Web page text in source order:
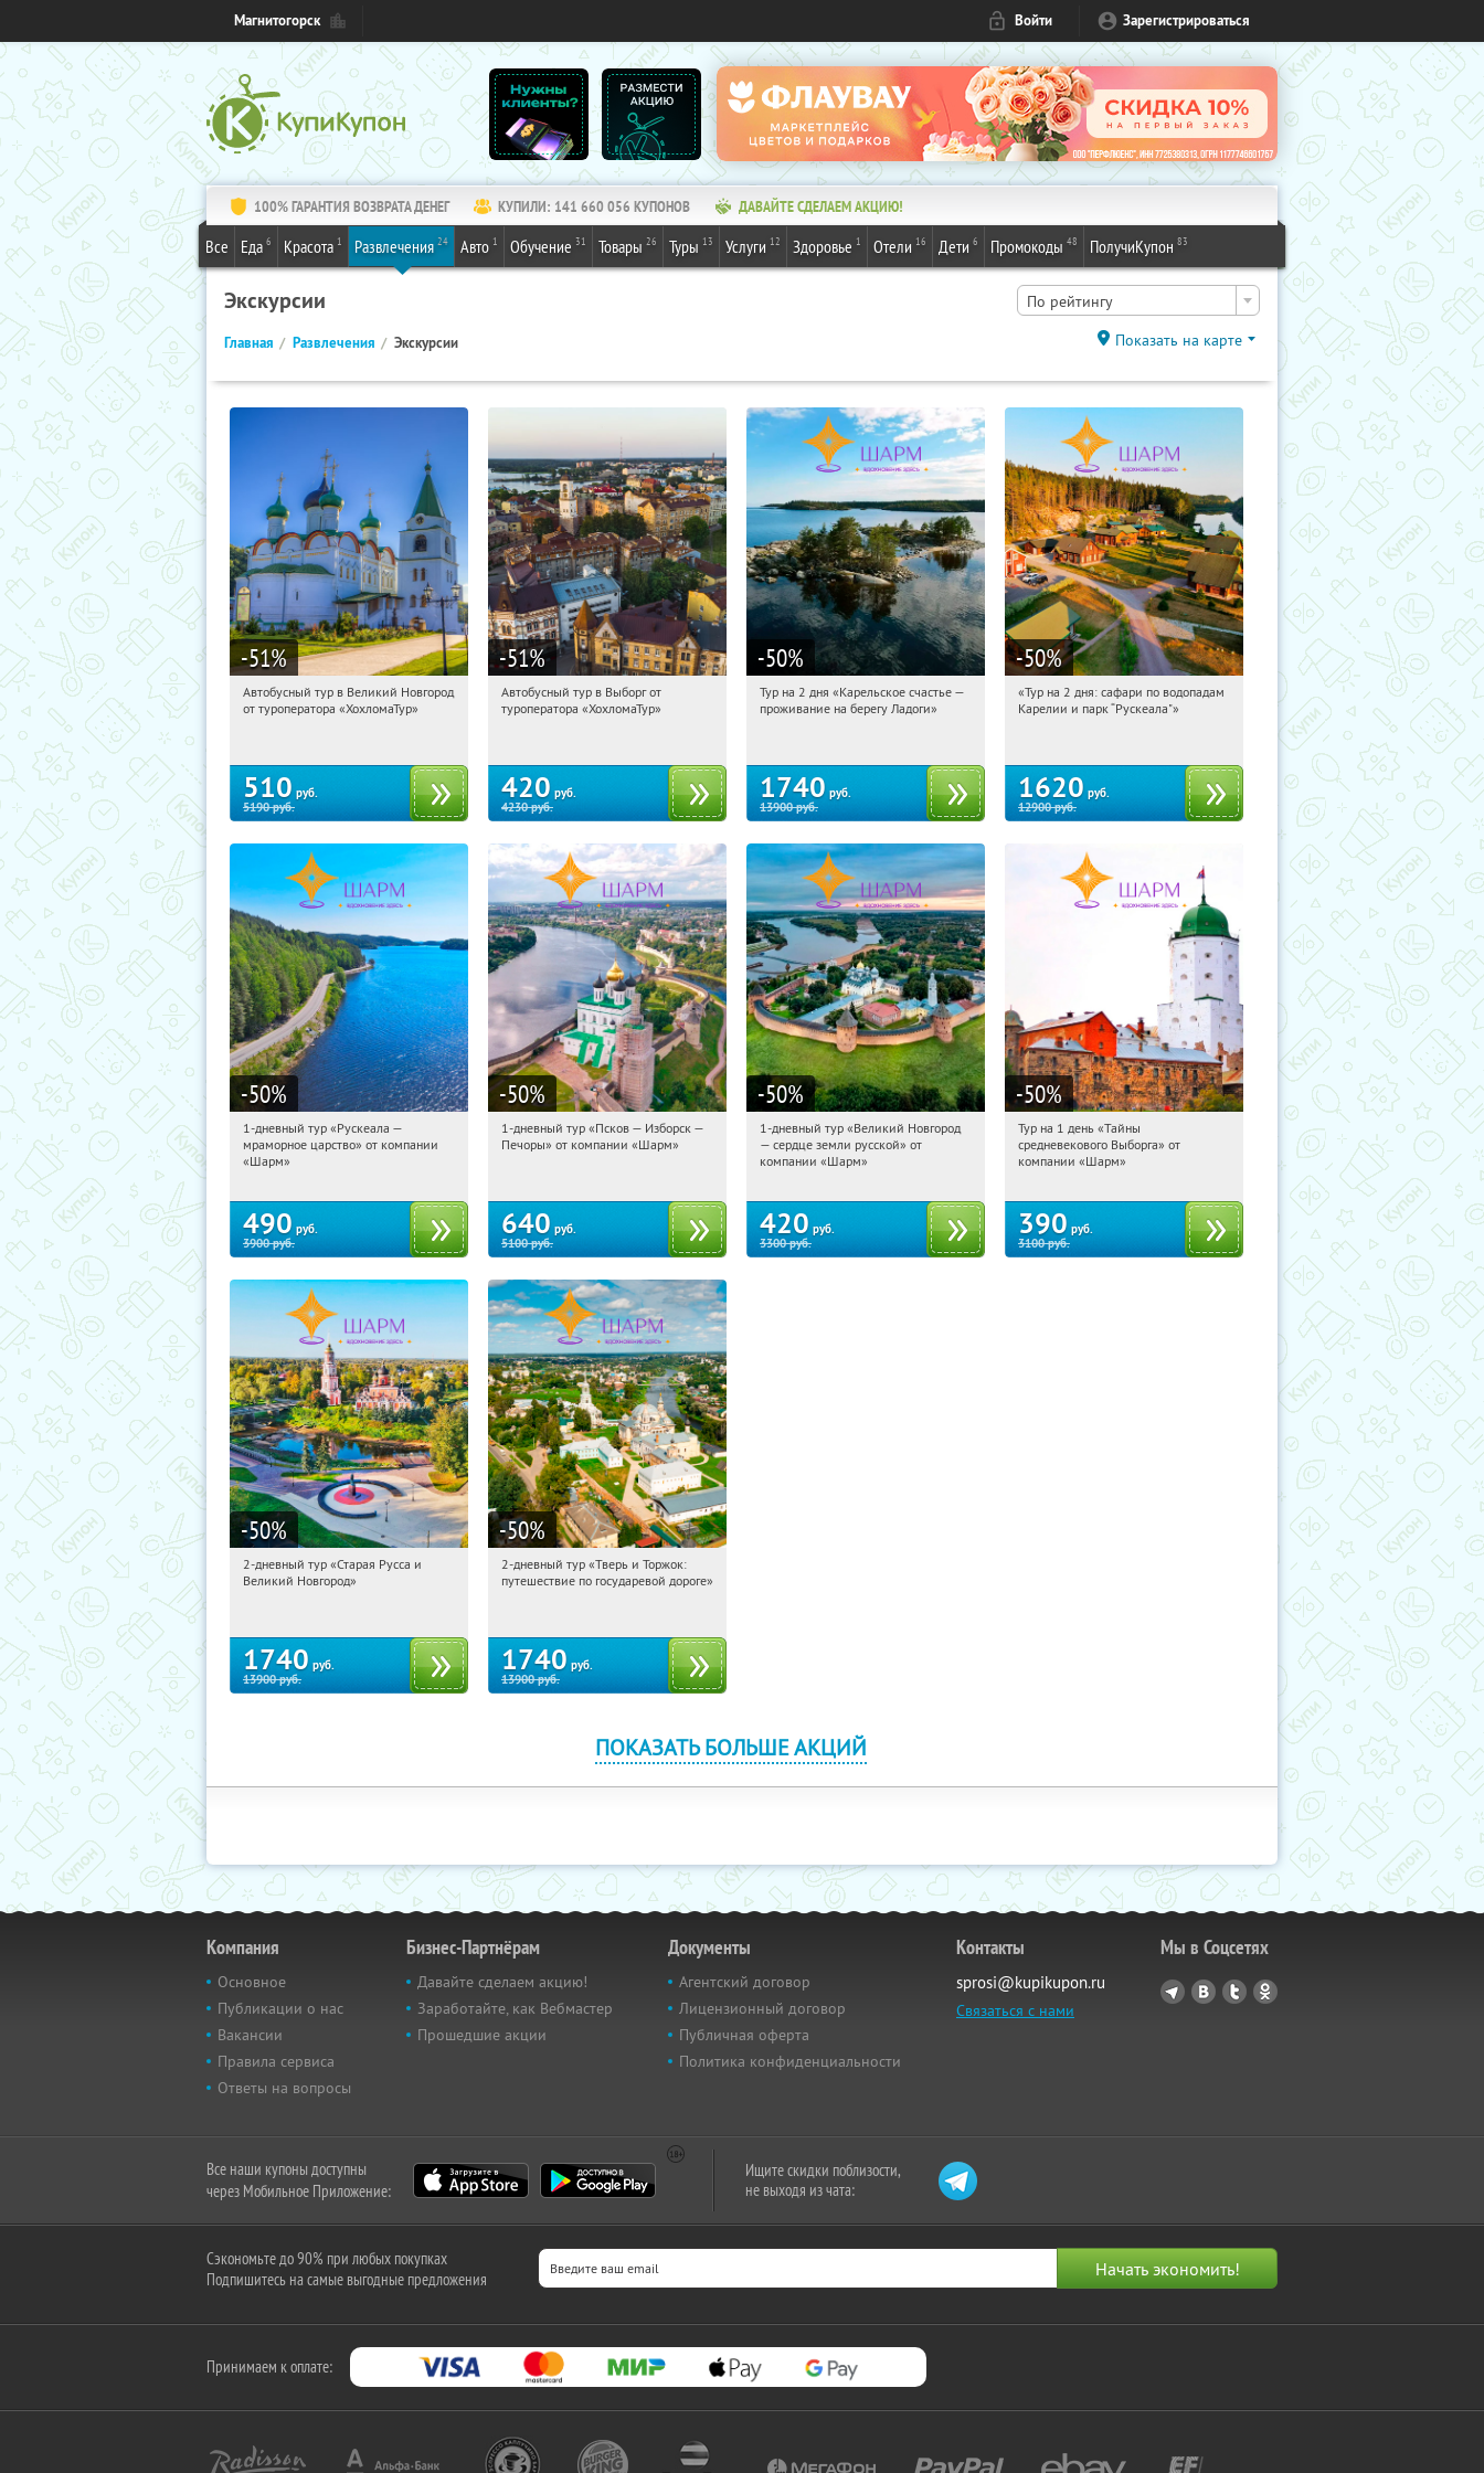
Магнитогорск Войти Зарегистрироваться
100% ГАРАНТИЯ ВОЗВРАТА ДЕНЕГ КУПИЛИ: 141 660 056 КУПОНОВ ДАВАЙТЕ СДЕЛАЕМ АКЦИЮ!
Все Еда 6 Красота 1 Развлечения 24 Авто 1 Обучение 31 Товары 26 Туры 13 Услуги 12 Здоровье 1 Отели 16 Дети 6 Промокоды 48 ПолучиКупон 83
Экскурсии По рейтингу
Главная Развлечения Экскурсии Показать на карте
-51%
18:56:13 Купили:2
Автобусный тур в Великий Новгород
от туроператора «ХохломаТур»
510 руб.
5190руб.
-51%
18:56:13 Купили:
Автобусный тур в Выборг от
туроператора «ХохломаТур»
420 руб.
4230руб.
-50%
18:56:13 Купили:39
Тур на 2 дня «Карельское счастье —
проживание на берегу Ладоги»
1740 руб.
13900руб.
-50%
18:56:13 Купили:
«Тур на 2 дня: сафари по водопадам
Карелии и парк “Рускеала"»
1620 руб.
12900руб.
-50%
18:56:13 Купили:
Достоевская
1-дневный тур «Рускеала —
мраморное царство» от компании
«Шарм»
490 руб.
3900руб.
-50%
18:56:13 Купили:12
1-дневный тур «Псков — Изборск —
Печоры» от компании «Шарм»
640 руб.
5100руб.
-50%
18:56:13 Купили:22
Достоевская
1-дневный тур «Великий Новгород
— сердце земли русской» от
компании «Шарм»
420 руб.
3300руб.
-50%
18:56:13
Достоевская
Тур на 1 день «Тайны
средневекового Выборга» от
компании «Шарм»
390 руб.
3100руб.
-50%
18:56:13 Купили:
2-дневный тур «Старая Русса и
Великий Новгород»
1740 руб.
13900руб.
-50%
18:56:13 Купили:
2-дневный тур «Тверь и Торжок:
путешествие по государевой дороге»
1740 руб.
13900руб.
ПОКАЗАТЬ БОЛЬШЕ АКЦИЙ
Компания
Основное
Публикации о нас
Вакансии
Правила сервиса
Ответы на вопросы
Бизнес-Партнёрам
Давайте сделаем акцию!
Заработайте, как Вебмастер
Прошедшие акции
Документы
Агентский договор
Лицензионный договор
Публичная оферта
Политика конфиденциальности
Контакты
sprosi@kupikupon.ru
Связаться с нами
Мы в Соцсетях
Все наши купоны доступны
через Мобильное Приложение:
Ищите скидки поблизости,
не выходя из чата:
Сэкономьте до 90% при любых покупках
Подпишитесь на самые выгодные предложения
Принимаем к оплате: